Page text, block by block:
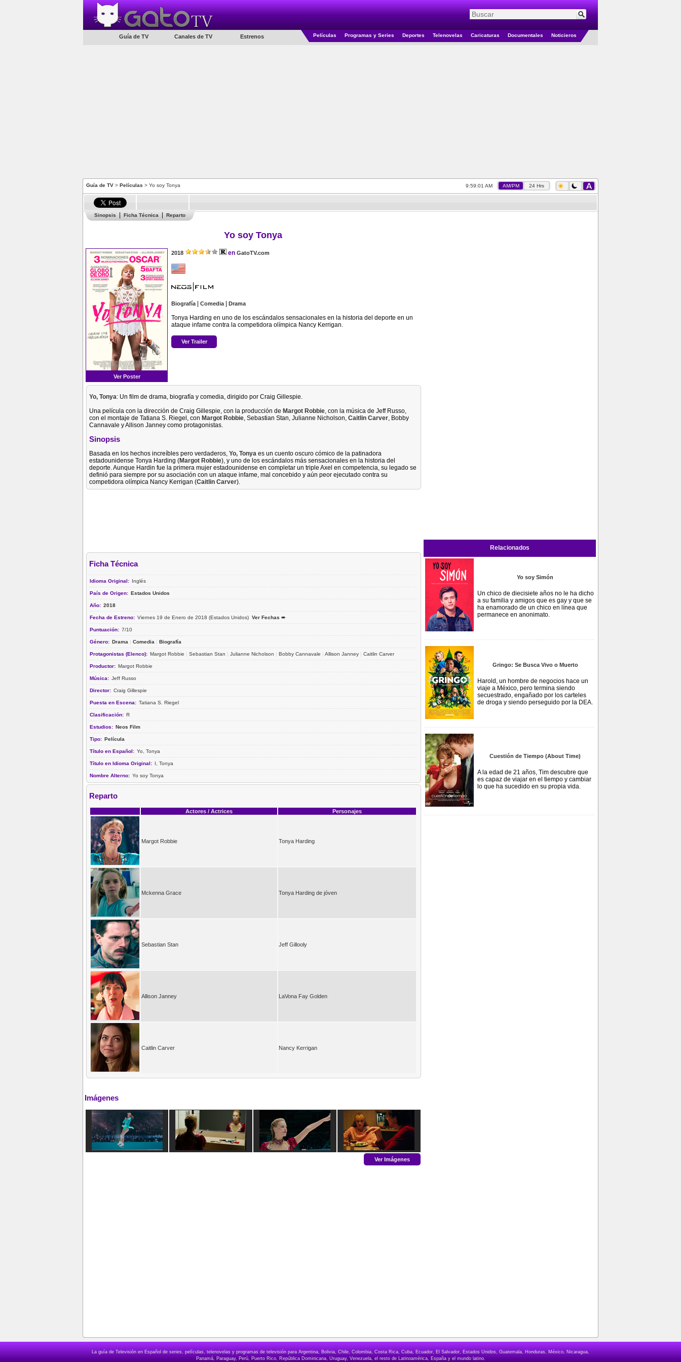
Guía de TV Canales de TV Estrenos Películas Programas y Series Deportes Telenovelas Caricaturas Documentales Noticieros
Guía de TV > Películas > Yo soy Tonya 9:59:02 AM AM/PM 24 Hrs
Sinopsis Ficha Técnica Reparto
Yo soy Tonya
Ver Poster
2018 en GatoTV.com
Biografía| Comedia| Drama
Tonya Harding en uno de los escándalos sensacionales en la historia del deporte en un
ataque infame contra la competidora olímpica Nancy Kerrigan.
Ver Trailer
Yo, Tonya: Un film de drama, biografía y comedia, dirigido por Craig Gillespie.
Una película con la dirección de Craig Gillespie, con la producción de Margot Robbie, con la música de Jeff Russo,
con el montaje de Tatiana S. Riegel, con Margot Robbie, Sebastian Stan, Julianne Nicholson, Caitlin Carver, Bobby
Cannavale y Allison Janney como protagonistas.
Sinopsis
Basada en los hechos increíbles pero verdaderos, Yo, Tonya es un cuento oscuro cómico de la patinadora
estadounidense Tonya Harding (Margot Robbie), y uno de los escándalos más sensacionales en la historia del
deporte. Aunque Hardin fue la primera mujer estadounidense en completar un triple Axel en competencia, su legado se
definió para siempre por su asociación con un ataque infame, mal concebido y aún peor ejecutado contra su
competidora olímpica Nancy Kerrigan (Caitlin Carver).
Ficha Técnica
Idioma Original: Inglés
País de Origen: Estados Unidos
Año: 2018
Fecha de Estreno: Viernes 19 de Enero de 2018 (Estados Unidos) Ver Fechas ➨
Puntuación: 7/10
Género: Drama | Comedia | Biografía
Protagonistas (Elenco): Margot Robbie | Sebastian Stan | Julianne Nicholson | Bobby Cannavale | Allison Janney | Caitlin Carver
Productor: Margot Robbie
Música: Jeff Russo
Director: Craig Gillespie
Puesta en Escena: Tatiana S. Riegel
Clasificación: R
Estudios: Neos Film
Tipo: Película
Título en Español: Yo, Tonya
Título en Idioma Original: I, Tonya
Nombre Alterno: Yo soy Tonya
Reparto
Actores / Actrices Personajes
Margot Robbie Tonya Harding
Mckenna Grace Tonya Harding de jóven
Sebastian Stan Jeff Gillooly
Allison Janney LaVona Fay Golden
Caitlin Carver Nancy Kerrigan
Imágenes
Ver Imágenes
Relacionados
Yo soy Simón
Un chico de diecisiete años no le ha dicho
a su familia y amigos que es gay y que se
ha enamorado de un chico en línea que
permanece en anonimato.
Gringo: Se Busca Vivo o Muerto
Harold, un hombre de negocios hace un
viaje a México, pero termina siendo
secuestrado, engañado por los carteles
de droga y siendo perseguido por la DEA.
Cuestión de Tiempo (About Time)
A la edad de 21 años, Tim descubre que
es capaz de viajar en el tiempo y cambiar
lo que ha sucedido en su propia vida.
La guía de Televisión en Español de series, películas, telenovelas y programas de televisión para Argentina, Bolivia, Chile, Colombia, Costa Rica, Cuba, Ecuador, El Salvador, Estados Unidos, Guatemala, Honduras, México, Nicaragua,
Panamá, Paraguay, Perú, Puerto Rico, República Dominicana, Uruguay, Venezuela, el resto de Latinoamérica, España y el mundo latino.